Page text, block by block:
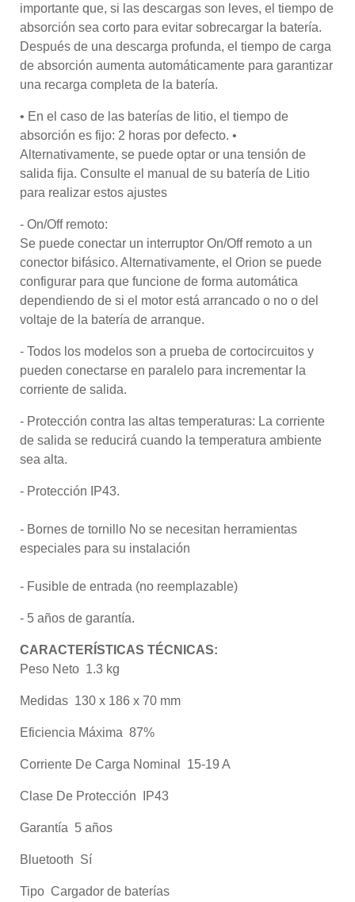
importante que, si las descargas son leves, el tiempo de
absorción sea corto para evitar sobrecargar la batería.
Después de una descarga profunda, el tiempo de carga
de absorción aumenta automáticamente para garantizar
una recarga completa de la batería.
• En el caso de las baterías de litio, el tiempo de
absorción es fijo: 2 horas por defecto. •
Alternativamente, se puede optar or una tensión de
salida fija. Consulte el manual de su batería de Litio
para realizar estos ajustes
- On/Off remoto:
Se puede conectar un interruptor On/Off remoto a un
conector bifásico. Alternativamente, el Orion se puede
configurar para que funcione de forma automática
dependiendo de si el motor está arrancado o no o del
voltaje de la batería de arranque.
- Todos los modelos son a prueba de cortocircuitos y
pueden conectarse en paralelo para incrementar la
corriente de salida.
- Protección contra las altas temperaturas: La corriente
de salida se reducirá cuando la temperatura ambiente
sea alta.
- Protección IP43.
- Bornes de tornillo No se necesitan herramientas
especiales para su instalación
- Fusible de entrada (no reemplazable)
- 5 años de garantía.
CARACTERÍSTICAS TÉCNICAS:
Peso Neto 1.3 kg
Medidas 130 x 186 x 70 mm
Eficiencia Máxima 87%
Corriente De Carga Nominal 15-19 A
Clase De Protección IP43
Garantía 5 años
Bluetooth Sí
Tipo Cargador de baterías